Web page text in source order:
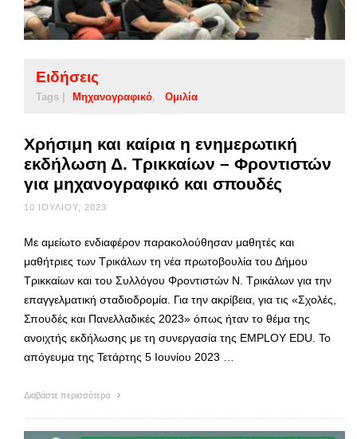
Ειδήσεις
Tags | Μηχανογραφικό Ομιλία
Χρήσιμη και καίρια η ενημερωτική
εκδήλωση Δ. Τρικκαίων – Φροντιστών
για μηχανογραφικό και σπουδές
10 ΙΟΥΛΊΟΥ, 2023
Με αμείωτο ενδιαφέρον παρακολούθησαν μαθητές και
μαθήτριες των Τρικάλων τη νέα πρωτοβουλία του Δήμου
Τρικκαίων και του Συλλόγου Φροντιστών Ν. Τρικάλων για την
επαγγελματική σταδιοδρομία. Για την ακρίβεια, για τις «Σχολές,
Σπουδές και Πανελλαδικές 2023» όπως ήταν το θέμα της
ανοιχτής εκδήλωσης με τη συνεργασία της EMPLOY EDU. Το
απόγευμα της Τετάρτης 5 Ιουνίου 2023 …
Διαβάστε περισσότερα